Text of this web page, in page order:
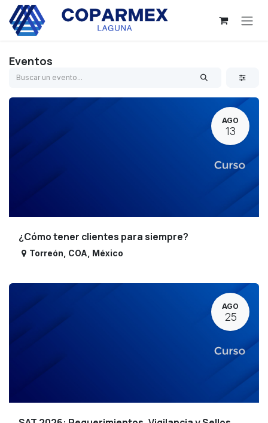
Ir al contenido
Eventos
AGO
13
¿Cómo tener clientes para siempre?
Torreón COA México
AGO
25